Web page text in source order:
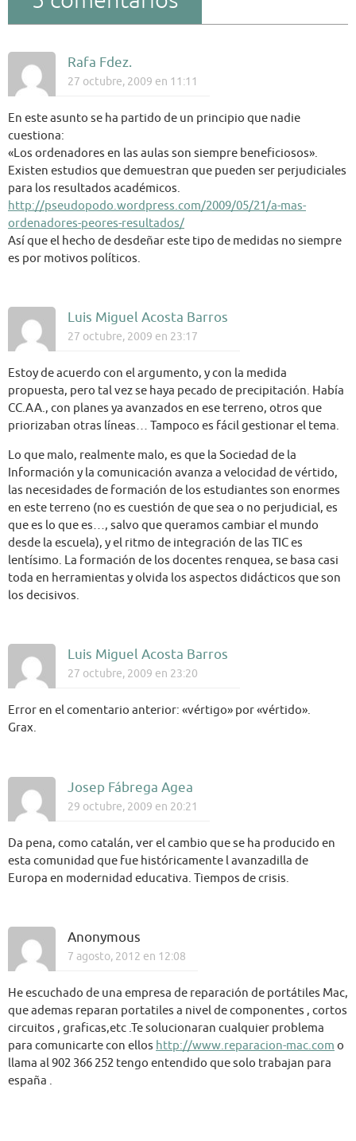
Rafa Fdez.
27 octubre, 2009 en 11:11
En este asunto se ha partido de un principio que nadie
cuestiona:
«Los ordenadores en las aulas son siempre beneficiosos».
Existen estudios que demuestran que pueden ser perjudiciales
para los resultados académicos.
http://pseudopodo.wordpress.com/2009/05/21/a-mas-
ordenadores-peores-resultados/
Así que el hecho de desdeñar este tipo de medidas no siempre
es por motivos políticos.
Luis Miguel Acosta Barros
27 octubre, 2009 en 23:17
Estoy de acuerdo con el argumento, y con la medida
propuesta, pero tal vez se haya pecado de precipitación. Había
CC.AA., con planes ya avanzados en ese terreno, otros que
priorizaban otras líneas… Tampoco es fácil gestionar el tema.
Lo que malo, realmente malo, es que la Sociedad de la
Información y la comunicación avanza a velocidad de vértido,
las necesidades de formación de los estudiantes son enormes
en este terreno (no es cuestión de que sea o no perjudicial, es
que es lo que es…, salvo que queramos cambiar el mundo
desde la escuela), y el ritmo de integración de las TIC es
lentísimo. La formación de los docentes renquea, se basa casi
toda en herramientas y olvida los aspectos didácticos que son
los decisivos.
Luis Miguel Acosta Barros
27 octubre, 2009 en 23:20
Error en el comentario anterior: «vértigo» por «vértido».
Grax.
Josep Fábrega Agea
29 octubre, 2009 en 20:21
Da pena, como catalán, ver el cambio que se ha producido en
esta comunidad que fue históricamente l avanzadilla de
Europa en modernidad educativa. Tiempos de crisis.
Anonymous
7 agosto, 2012 en 12:08
He escuchado de una empresa de reparación de portátiles Mac,
que ademas reparan portatiles a nivel de componentes , cortos
circuitos , graficas,etc .Te solucionaran cualquier problema
para comunicarte con ellos http://www.reparacion-mac.com o
llama al 902 366 252 tengo entendido que solo trabajan para
españa .